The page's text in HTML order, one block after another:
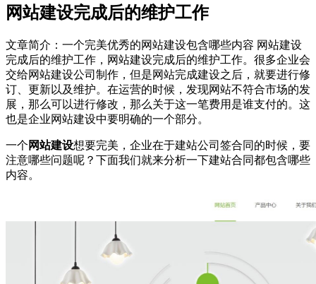
网站建设完成后的维护工作
文章简介： 一个完美优秀的网站建设包含哪些内容 网站建设
完成后的维护工作，网站建设完成后的维护工作。很多企业会
交给网站建设公司制作，但是网站完成建设之后，就要进行修
订、更新以及维护。在运营的时候，发现网站不符合市场的发
展，那么可以进行修改，那么关于这一笔费用是谁支付的。这
也是企业网站建设中要明确的一个部分。
一个 网站建设想要完美，企业在于建站公司签合同的时候，要
注意哪些问题呢？下面我们就来分析一下建站合同都包含哪些
内容。